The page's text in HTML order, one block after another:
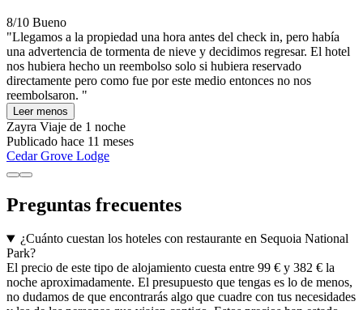
8/10 Bueno
"Llegamos a la propiedad una hora antes del check in, pero había
una advertencia de tormenta de nieve y decidimos regresar. El hotel
nos hubiera hecho un reembolso solo si hubiera reservado
directamente pero como fue por este medio entonces no nos
reembolsaron. "
Leer menos
Zayra Viaje de 1 noche
Publicado hace 11 meses
Cedar Grove Lodge
Preguntas frecuentes
¿Cuánto cuestan los hoteles con restaurante en Sequoia National
Park?
El precio de este tipo de alojamiento cuesta entre 99 € y 382 € la
noche aproximadamente. El presupuesto que tengas es lo de menos,
no dudamos de que encontrarás algo que cuadre con tus necesidades